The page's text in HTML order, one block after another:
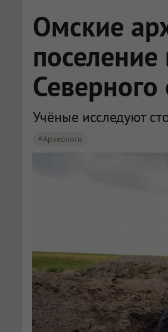
Омские
поселение
Учёные исследуют
#археологи